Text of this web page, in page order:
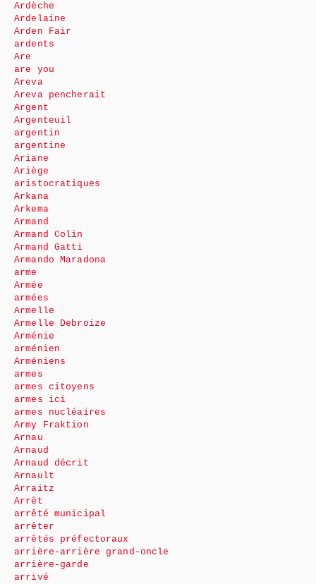
Ardèche
Ardelaine
Arden Fair
ardents
Are
are you
Areva
Areva pencherait
Argent
Argenteuil
argentin
argentine
Ariane
Ariège
aristocratiques
Arkana
Arkema
Armand
Armand Colin
Armand Gatti
Armando Maradona
arme
Armée
armées
Armelle
Armelle Debroize
Arménie
arménien
Arméniens
armes
armes citoyens
armes ici
armes nucléaires
Army Fraktion
Arnau
Arnaud
Arnaud décrit
Arnault
Arraitz
Arrêt
arrêté municipal
arrêter
arrêtés préfectoraux
arrière-arrière grand-oncle
arrière-garde
arrivé